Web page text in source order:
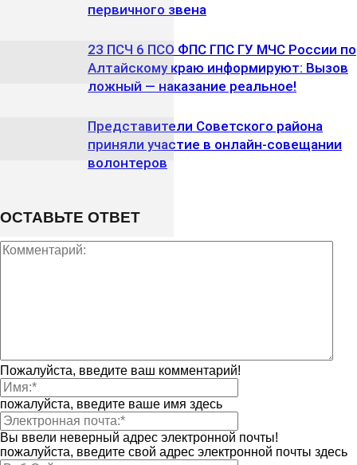
первичного звена
23 ПСЧ 6 ПСО ФПС ГПС ГУ МЧС России по
Алтайскому краю информируют: Вызов
ложный — наказание реальное!
Представители Советского района
приняли участие в онлайн-совещании
волонтеров
ОСТАВЬТЕ ОТВЕТ
Пожалуйста, введите ваш комментарий!
пожалуйста, введите ваше имя здесь
Вы ввели неверный адрес электронной почты!
пожалуйста, введите свой адрес электронной почты здесь